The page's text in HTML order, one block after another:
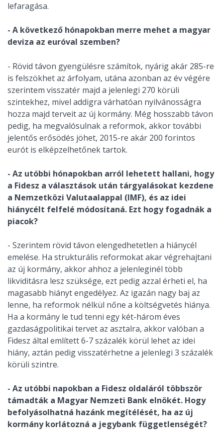
lefaragása.
- A következő hónapokban merre mehet a magyar
deviza az euróval szemben?
- Rövid távon gyengülésre számítok, nyárig akár 285-re
is felszökhet az árfolyam, utána azonban az év végére
szerintem visszatér majd a jelenlegi 270 körüli
szintekhez, mivel addigra várhatóan nyilvánosságra
hozza majd terveit az új kormány. Még hosszabb távon
pedig, ha megvalósulnak a reformok, akkor további
jelentős erősödés jöhet, 2015-re akár 200 forintos
eurót is elképzelhetőnek tartok.
- Az utóbbi hónapokban arról lehetett hallani, hogy
a Fidesz a választások után tárgyalásokat kezdene
a Nemzetközi Valutaalappal (IMF), és az idei
hiánycélt felfelé módosítaná. Ezt hogy fogadnák a
piacok?
- Szerintem rövid távon elengedhetetlen a hiánycél
emelése. Ha strukturális reformokat akar végrehajtani
az új kormány, akkor ahhoz a jelenleginél több
likviditásra lesz szüksége, ezt pedig azzal érheti el, ha
magasabb hiányt engedélyez. Az igazán nagy baj az
lenne, ha reformok nélkül nőne a költségvetés hiánya.
Ha a kormány le tud tenni egy két-három éves
gazdaságpolitikai tervet az asztalra, akkor valóban a
Fidesz által említett 6-7 százalék körül lehet az idei
hiány, aztán pedig visszatérhetne a jelenlegi 3 százalék
körüli szintre.
- Az utóbbi napokban a Fidesz oldaláról többször
támadták a Magyar Nemzeti Bank elnökét. Hogy
befolyásolhatná hazánk megítélését, ha az új
kormány korlátozná a jegybank függetlenségét?